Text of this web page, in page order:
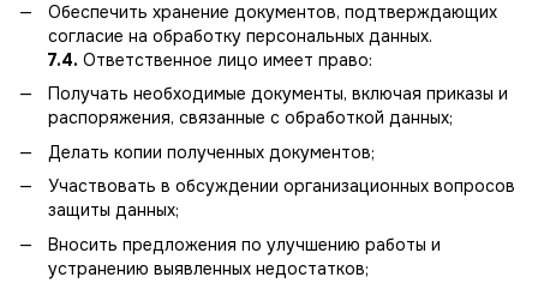
Обеспечить хранение документов, подтверждающих
согласие на обработку персональных данных.
7.4. Ответственное лицо имеет право:
Получать необходимые документы, включая приказы и
распоряжения, связанные с обработкой данных;
Делать копии полученных документов;
Участвовать в обсуждении организационных вопросов
защиты данных;
Вносить предложения по улучшению работы и
устранению выявленных недостатков;